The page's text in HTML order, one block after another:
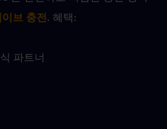
브 충전 . 혜택:
파트너